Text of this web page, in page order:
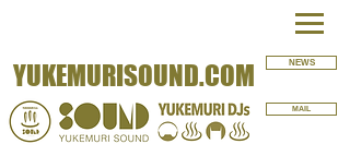
YUKEMURISOUND.COM NEWS
MAIL